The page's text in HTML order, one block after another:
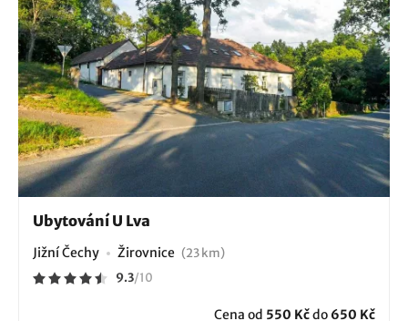
Ubytování U Lva
Jižní Čechy Žirovnice (23 km)
9.3/10
Cena od 550 Kčdo 650 Kč